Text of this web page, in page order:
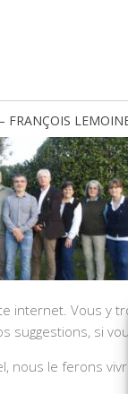
FRANÇOIS
internet. Vous
suggestions, si
nous le ferons